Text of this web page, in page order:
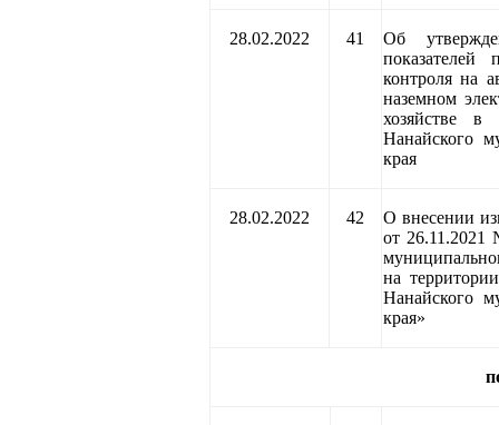
28.02.2022 41
Об
показателей
контроля на
наземном
хозяйстве в
Нанайского
края
28.02.2022 42
О внесении
от
на
Нанайского
края»